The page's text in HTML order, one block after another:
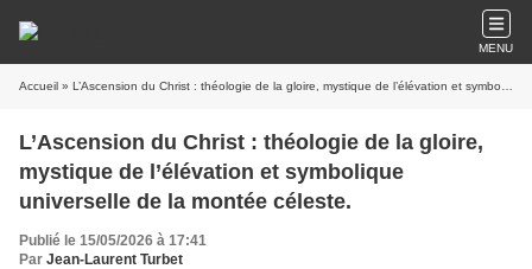
MENU
Accueil » L’Ascension du Christ : théologie de la gloire, mystique de l’élévation et symbolique universelle de la montée céleste.
L’Ascension du Christ : théologie de la gloire,
mystique de l’élévation et symbolique
universelle de la montée céleste.
Publié le 15/05/2026 à 17:41
Par Jean-Laurent Turbet